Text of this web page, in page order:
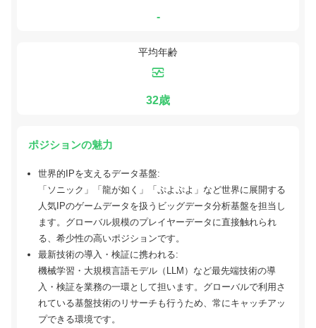
-
平均年齢
32歳
ポジションの魅力
世界的IPを支えるデータ基盤:
「ソニック」「龍が如く」「ぷよぷよ」など世界に展開する
人気IPのゲームデータを扱うビッグデータ分析基盤を担当し
ます。グローバル規模のプレイヤーデータに直接触れられ
る、希少性の高いポジションです。
最新技術の導入・検証に携われる:
機械学習・大規模言語モデル（LLM）など最先端技術の導
入・検証を業務の一環として担います。グローバルで利用さ
れている基盤技術のリサーチも行うため、常にキャッチアッ
プできる環境です。